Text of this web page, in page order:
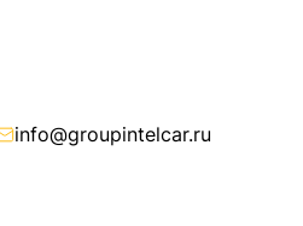
info@groupintelcar.ru